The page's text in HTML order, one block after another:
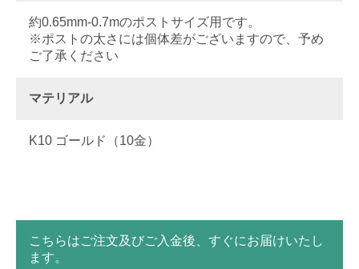
約0.65mm-0.7mのポストサイズ用です。
※ポストの太さには個体差がございますので、予め
ご了承ください
マテリアル
K10 ゴールド（10金）
こちらはご注文及びご入金後、すぐにお届けいたし
ます。